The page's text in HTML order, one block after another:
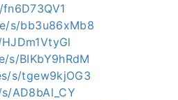
s/bb3u86xMb8
s/BIKbY9hRdM
s/tgew9kjOG3
AD8bAl_CY